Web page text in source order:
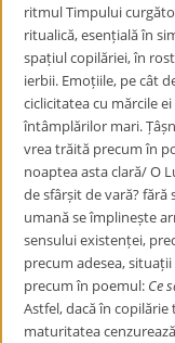
ritmul Timpului
ritualică, esențială în
spațiul copilăriei, în
ierbii. Emoțiile, pe cât
ciclicitatea cu mărcile
întâmplărilor mari.
vrea trăită precum în
noaptea asta clară/ O
de sfârșit de vară? fără
umană se împlinește
sensului existenței,
precum adesea,
precum în poemul: Ce
Astfel, dacă în
maturitatea